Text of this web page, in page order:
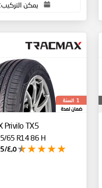
يمكن التركيب:
1 السنة
ضمان لمدة
Privilo TX5
65 R14 86 H
٤٫٥/5